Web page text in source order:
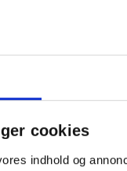
cookies
indhold og
en julegave med
Denne gave er
Mini Favoritter er
viser den
sender den et
Mini Favoritter